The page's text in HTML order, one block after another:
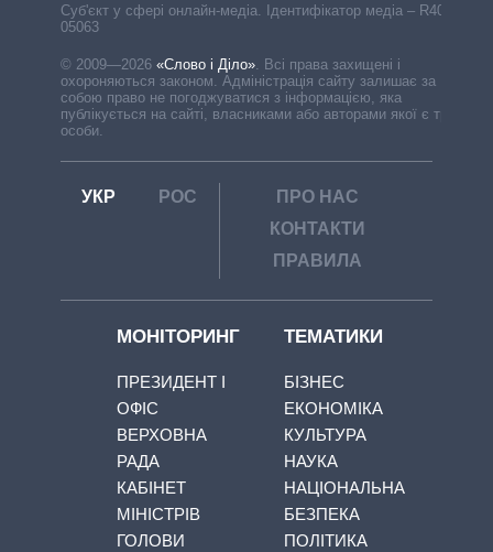
Cуб'єкт у сфері онлайн-медіа. Ідентифікатор медіа – R40-
05063
© 2009—2026 «Слово і Діло». Всі права захищені і
охороняються законом. Адміністрація сайту залишає за
собою право не погоджуватися з інформацією, яка
публікується на сайті, власниками або авторами якої є треті
особи.
УКР РОС
ПРО НАС
КОНТАКТИ
ПРАВИЛА
МОНІТОРИНГ
ПРЕЗИДЕНТ І
ОФІС
ВЕРХОВНА
РАДА
КАБІНЕТ
МІНІСТРІВ
ГОЛОВИ
ТЕМАТИКИ
БІЗНЕС
ЕКОНОМІКА
КУЛЬТУРА
НАУКА
НАЦІОНАЛЬНА
БЕЗПЕКА
ПОЛІТИКА